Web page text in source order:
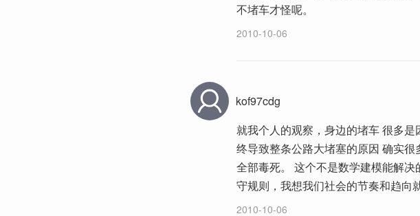
不堵车才怪呢。
2010-10-06
kof97cdg
就我个人的观察，身边的堵车 很多
终导致整条公路大堵塞的原因 确实
全部毒死。 这个不是数学建模能解
守规则，我想我们社会的节奏和趋向
2010-10-06